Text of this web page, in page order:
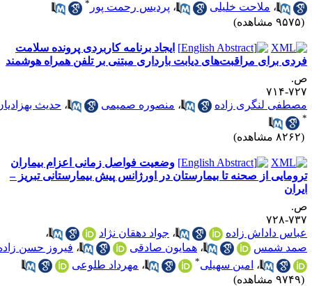
،ملاحت خلیلی ،پردیس رحمت پور
ایجاد برنامه کاربردی پرونده سلامت
برای مراقبت‌های دیابت بارداری مبتنی بر تلفن همراه هوشمند
۷۱۴
لنگری زاده
،منصوره صمیمی ،حدیث بهزادیان
وضعیت فواصل زمانی اعزام بیماران
از صحنه تا بیمارستان در اورژانس پیش بیمارستانی تبریز –
۷۲۸
داداش زاده
،جواد دهقان نژاد
،
شمس
،همایون صادقی ،فیروز حسن زاده
،امین سهیلی ،مهرداد طلوعی